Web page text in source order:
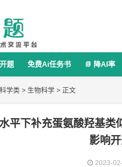
题 免费Ai任务书  降AI率
学类 > 生物科学 > 正文
平下补充蛋氨酸羟基
影响
2023-